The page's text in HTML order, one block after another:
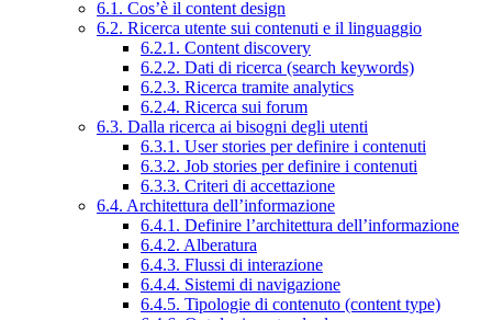
6.1. Cos’è il content design
6.2. Ricerca utente sui contenuti e il linguaggio
6.2.1. Content discovery
6.2.2. Dati di ricerca (search keywords)
6.2.3. Ricerca tramite analytics
6.2.4. Ricerca sui forum
6.3. Dalla ricerca ai bisogni degli utenti
6.3.1. User stories per definire i contenuti
6.3.2. Job stories per definire i contenuti
6.3.3. Criteri di accettazione
6.4. Architettura dell’informazione
6.4.1. Definire l’architettura dell’informazione
6.4.2. Alberatura
6.4.3. Flussi di interazione
6.4.4. Sistemi di navigazione
6.4.5. Tipologie di contenuto (content type)